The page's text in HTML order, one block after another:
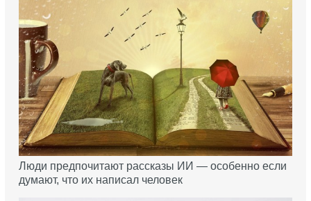
Люди предпочитают рассказы ИИ — особенно если
думают, что их написал человек